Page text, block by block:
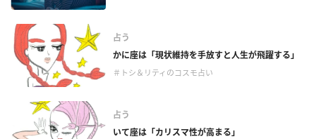
占う
かに座は「現状維持を手放すと人生が飛躍する」
＃トシ＆リティのコスモ占い
占う
いて座は「カリスマ性が高まる」